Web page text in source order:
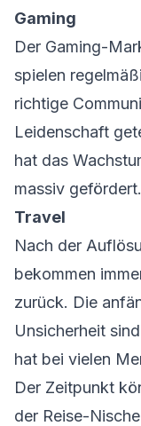
Gaming
Der Gaming-
spielen
richtige
Leidenschaft
hat das
massiv gefördert.
Travel
Nach der
bekommen
zurück. Die
Unsicherheit
hat bei vielen
Der Zeitpunkt
der Reise-